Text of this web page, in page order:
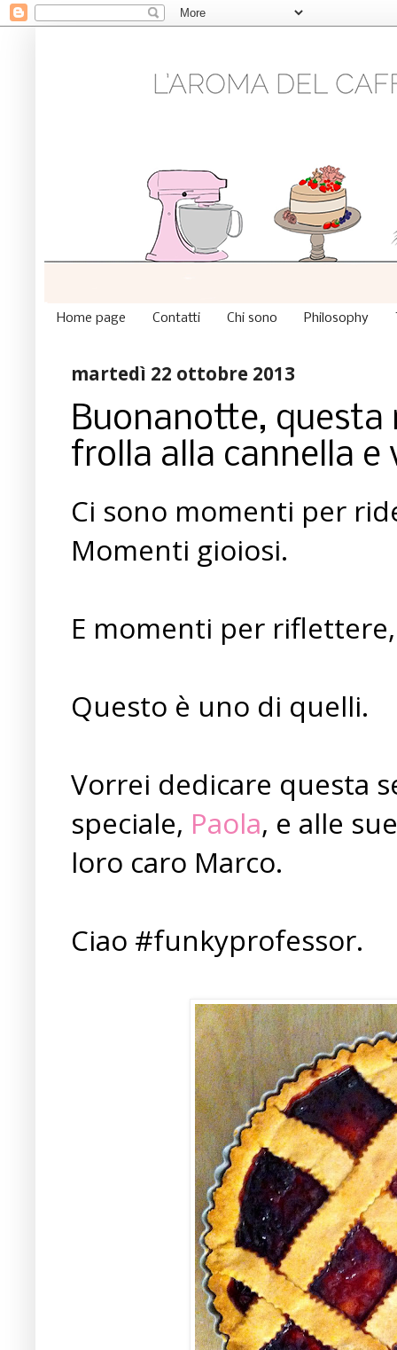
Home page Contatti Chi sono Philosophy
martedì 22 ottobre 2013
Buonanotte,
frolla alla cannella e
Ci sono momenti per
Momenti gioiosi.
E momenti per
Questo è uno di quelli.
Vorrei dedicare questa
speciale, Paola, e alle
loro caro Marco.
Ciao #funkyprofessor.